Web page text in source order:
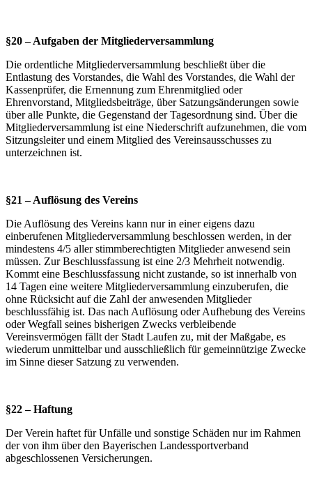
§20 – Aufgaben der Mitgliederversammlung
Die ordentliche Mitgliederversammlung beschließt über die
Entlastung des Vorstandes, die Wahl des Vorstandes, die Wahl der
Kassenprüfer, die Ernennung zum Ehrenmitglied oder
Ehrenvorstand, Mitgliedsbeiträge, über Satzungsänderungen sowie
über alle Punkte, die Gegenstand der Tagesordnung sind. Über die
Mitgliederversammlung ist eine Niederschrift aufzunehmen, die vom
Sitzungsleiter und einem Mitglied des Vereinsausschusses zu
unterzeichnen ist.
§21 – Auflösung des Vereins
Die Auflösung des Vereins kann nur in einer eigens dazu
einberufenen Mitgliederversammlung beschlossen werden, in der
mindestens 4/5 aller stimmberechtigten Mitglieder anwesend sein
müssen. Zur Beschlussfassung ist eine 2/3 Mehrheit notwendig.
Kommt eine Beschlussfassung nicht zustande, so ist innerhalb von
14 Tagen eine weitere Mitgliederversammlung einzuberufen, die
ohne Rücksicht auf die Zahl der anwesenden Mitglieder
beschlussfähig ist. Das nach Auflösung oder Aufhebung des Vereins
oder Wegfall seines bisherigen Zwecks verbleibende
Vereinsvermögen fällt der Stadt Laufen zu, mit der Maßgabe, es
wiederum unmittelbar und ausschließlich für gemeinnützige Zwecke
im Sinne dieser Satzung zu verwenden.
§22 – Haftung
Der Verein haftet für Unfälle und sonstige Schäden nur im Rahmen
der von ihm über den Bayerischen Landessportverband
abgeschlossenen Versicherungen.